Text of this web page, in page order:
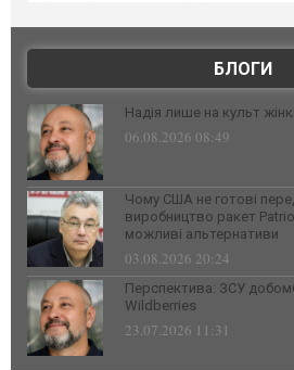
БЛОГИ
Надія лише на культ
06.08.2026 08:49
Чому США не готові
виробництво ракет
можливі альтернативи
03.08.2026 20:24
Перспектива: ЗСУ
Wildberries
23.07.2026 11:31